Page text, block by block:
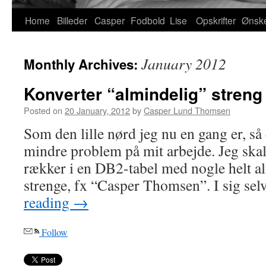
Home Billeder Casper Fodbold Lise Opskrifter
Monthly Archives: January 2012
Konverter “almindelig”
Posted on 20 January, 2012byCasper Lund Thomsen
Som den lille nørd jeg nu en gang er,
mindre problem på mit arbejde. Jeg
rækker i en DB2-tabel med nogle helt
strenge, fx “Casper Thomsen”. I sig
reading →
Follow